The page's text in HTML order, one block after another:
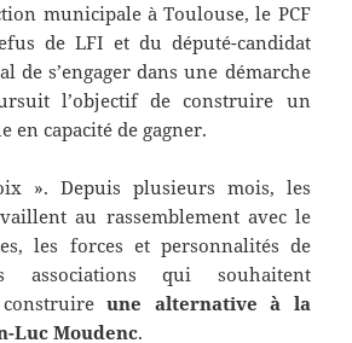
municipale à Toulouse, le PCF
de LFI et du député-candidat
de s’engager dans une démarche
l’objectif de construire un
en capacité de gagner.
». Depuis plusieurs mois, les
au rassemblement avec le
les forces et personnalités de
associations qui souhaitent
une alternative à la
Luc Moudenc.